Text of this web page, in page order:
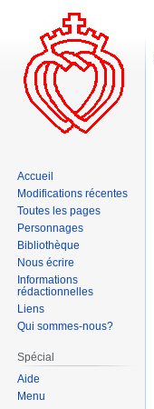
Accueil
Modifications récentes
Toutes les pages
Personnages
Bibliothèque
Nous écrire
Informations
rédactionnelles
Liens
Qui sommes-nous?
Spécial
Aide
Menu